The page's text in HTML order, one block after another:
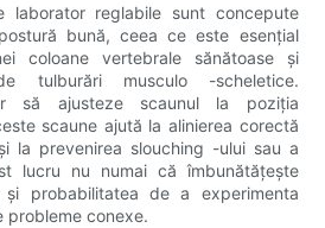
laborator reglabile sunt concepute
bună, ceea ce este esențial
coloane vertebrale sănătoase și
tulburări musculo -scheletice.
să ajusteze scaunul la poziția
scaune ajută la alinierea corectă
la prevenirea slouching -ului sau a
lucru nu numai că îmbunătățește
probabilitatea de a experimenta
probleme conexe.